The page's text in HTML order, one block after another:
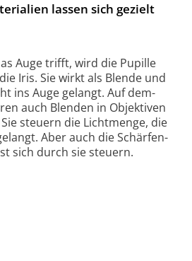
lassen sich gezielt
Auge trifft, wird die Pupille
Iris. Sie wirkt als Blende und
ins Auge gelangt. Auf dem­
auch Blenden in Objek­tiven
steuern die Licht­menge, die
Aber auch die Schärfen­
sich durch sie steuern.